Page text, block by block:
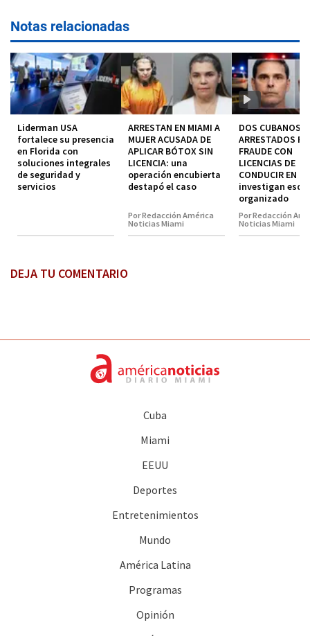
Notas relacionadas
Liderman USA
fortalece su presencia
en Florida con
soluciones integrales
de seguridad y
servicios
ARRESTAN EN MIAMI A
MUJER ACUSADA DE
APLICAR BÓTOX SIN
LICENCIA: una
operación encubierta
destapó el caso
Por Redacción América
Noticias Miami
DOS CUBANOS
ARRESTADOS
FRAUDE CON
LICENCIAS DE
CONDUCIR EN
investigan
organizado
Por Redacción
Noticias Miami
DEJA TU COMENTARIO
Cuba
Miami
EEUU
Deportes
Entretenimientos
Mundo
América Latina
Programas
Opinión